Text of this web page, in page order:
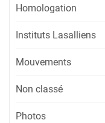
Homologation
Instituts Lasalliens
Mouvements
Non classé
Photos